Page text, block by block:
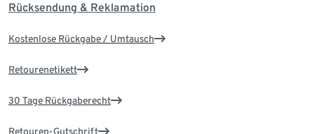
Rücksendung & Reklamation
Kostenlose Rückgabe / Umtausch
Retourenetikett
30 Tage Rückgaberecht
Retouren-Gutschrift